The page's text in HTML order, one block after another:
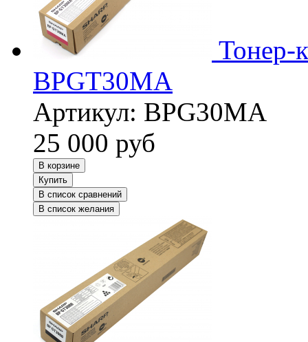
Тонер-
BPGT30MA
Артикул: BPG30MA
25 000 руб
В корзине
Купить
В список сравнений
В список желания